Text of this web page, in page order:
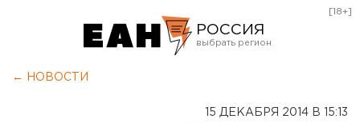
РОССИЯ
[18+]
← НОВОСТИ
15 ДЕКАБРЯ 2014 В 15:13